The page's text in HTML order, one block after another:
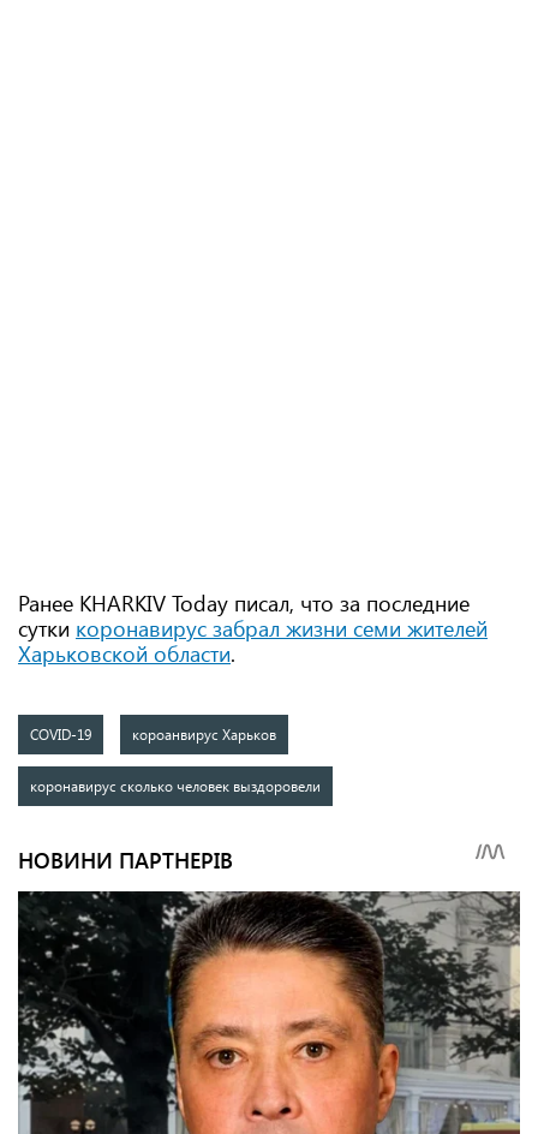
Ранее KHARKIV Today писал, что за последние
сутки коронавирус забрал жизни семи жителей
Харьковской области.
COVID-19 короанвирус Харьков
коронавирус сколько человек выздоровели